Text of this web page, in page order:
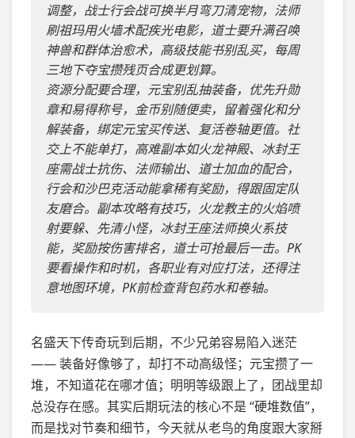
调整，战士行会战可换半月弯刀清宠物，法师
刷祖玛用火墙术配疾光电影，道士要升满召唤
神兽和群体治愈术，高级技能书别乱买，每周
三地下夺宝攒残页合成更划算。
资源分配要合理，元宝别乱抽装备，优先升勋
章和易得称号，金币别随便卖，留着强化和分
解装备，绑定元宝买传送、复活卷轴更值。社
交上不能单打，高难副本如火龙神殿、冰封王
座需战士抗伤、法师输出、道士加血的配合，
行会和沙巴克活动能拿稀有奖励，得跟固定队
友磨合。副本攻略有技巧，火龙教主的火焰喷
射要躲、先清小怪，冰封王座法师换火系技
能，奖励按伤害排名，道士可抢最后一击。PK
要看操作和时机，各职业有对应打法，还得注
意地图环境，PK前检查背包药水和卷轴。
名盛天下传奇玩到后期，不少兄弟容易陷入迷茫
—— 装备好像够了，却打不动高级怪；元宝攒了一
堆，不知道花在哪才值；明明等级跟上了，团战里却
总没存在感。其实后期玩法的核心不是 “硬堆数值”，
而是找对节奏和细节，今天就从老鸟的角度跟大家掰